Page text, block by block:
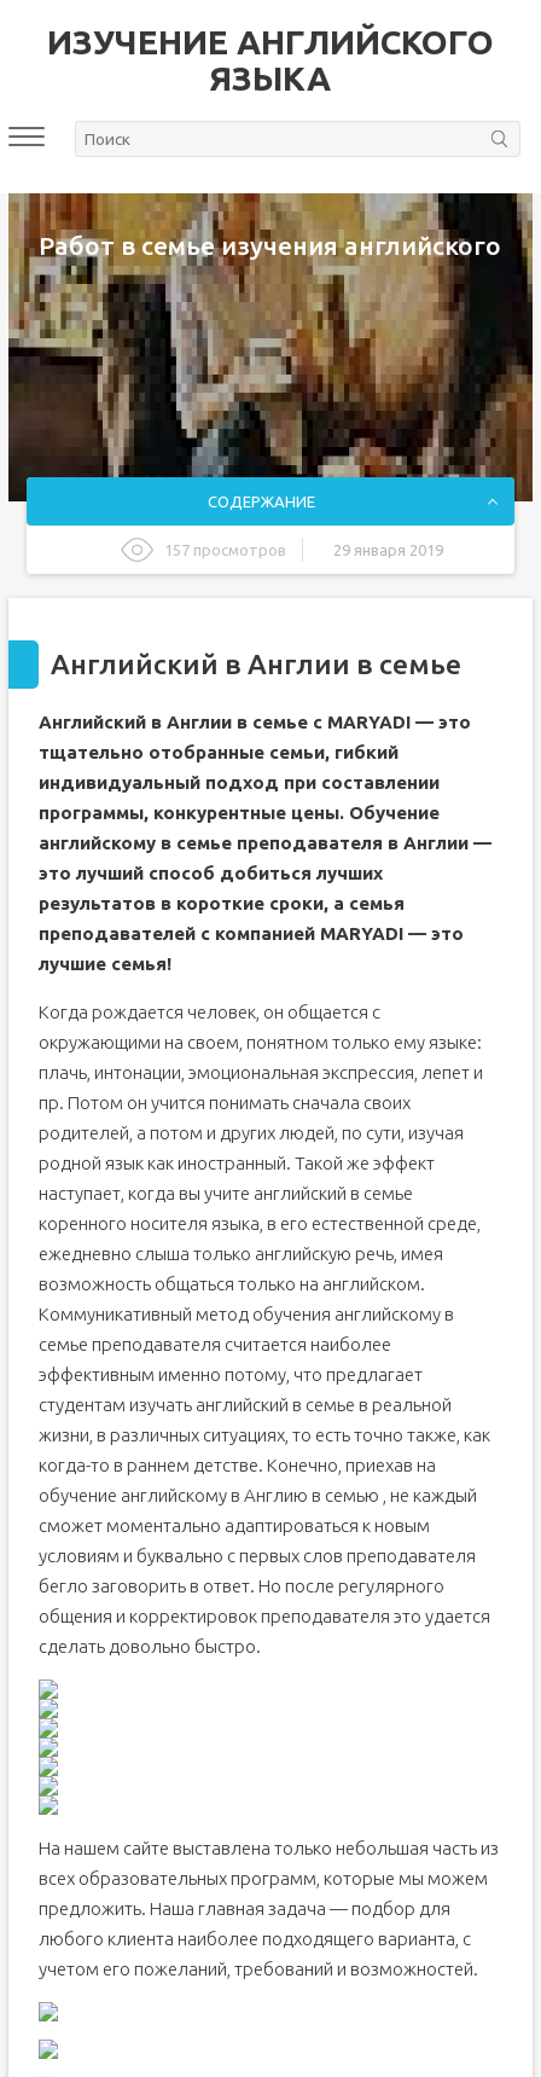
ИЗУЧЕНИЕ АНГЛИЙСКОГО
ЯЗЫКА
Работ в семье изучения английского
СОДЕРЖАНИЕ
157 просмотров 29 января 2019
Семейные программы за границей: плюсы и
особенности
Academy
Иностранный за рубежом. Проживание в семье
носителей языка
Английский в Англии в семье
Английский в Англии в семье с MARYADI — это
тщательно отобранные семьи, гибкий
индивидуальный подход при составлении
программы, конкурентные цены. Обучение
английскому в семье преподавателя в Англии —
это лучший способ добиться лучших
результатов в короткие сроки, а семья
преподавателей с компанией MARYADI — это
лучшие семья!
Когда рождается человек, он общается с
окружающими на своем, понятном только ему языке:
плачь, интонации, эмоциональная экспрессия, лепет и
пр. Потом он учится понимать сначала своих
родителей, а потом и других людей, по сути, изучая
родной язык как иностранный. Такой же эффект
наступает, когда вы учите английский в семье
коренного носителя языка, в его естественной среде,
ежедневно слыша только английскую речь, имея
возможность общаться только на английском.
Коммуникативный метод обучения английскому в
семье преподавателя считается наиболее
эффективным именно потому, что предлагает
студентам изучать английский в семье в реальной
жизни, в различных ситуациях, то есть точно также, как
когда-то в раннем детстве. Конечно, приехав на
обучение английскому в Англию в семью , не каждый
сможет моментально адаптироваться к новым
условиям и буквально с первых слов преподавателя
бегло заговорить в ответ. Но после регулярного
общения и корректировок преподавателя это удается
сделать довольно быстро.
На нашем сайте выставлена только небольшая часть из
всех образовательных программ, которые мы можем
предложить. Наша главная задача — подбор для
любого клиента наиболее подходящего варианта, с
учетом его пожеланий, требований и возможностей.